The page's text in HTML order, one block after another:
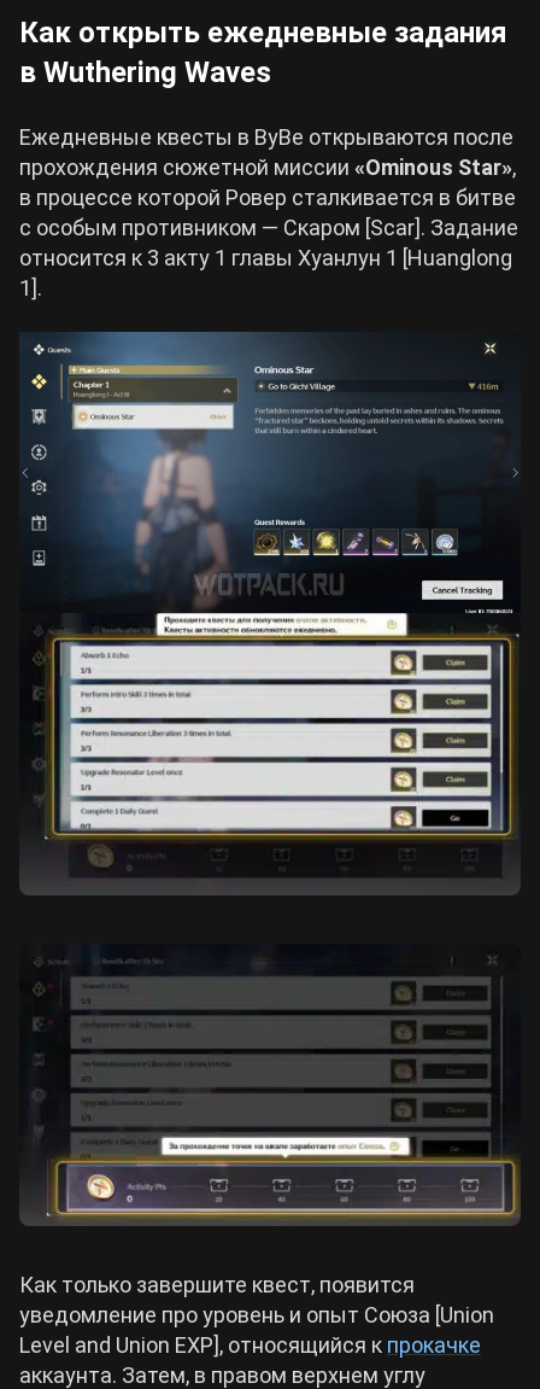
Как открыть ежедневные задания
в Wuthering Waves
Ежедневные квесты в ВуВе открываются после
прохождения сюжетной миссии «Ominous Star»,
в процессе которой Ровер сталкивается в битве
с особым противником — Скаром [Scar]. Задание
относится к 3 акту 1 главы Хуанлун 1 [Huanglong
1].
Как только завершите квест, появится
уведомление про уровень и опыт Союза [Union
Level and Union EXP], относящийся к прокачке
аккаунта. Затем, в правом верхнем углу